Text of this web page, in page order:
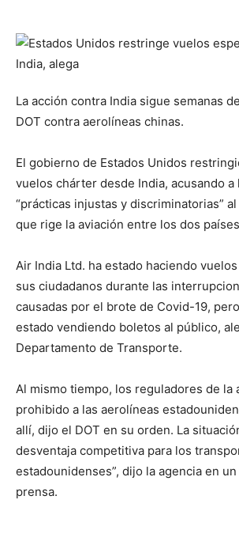
La acción contra India sigue semanas
DOT contra aerolíneas chinas.
El gobierno de Estados Unidos
vuelos chárter desde India, acusando a
“prácticas injustas y discriminatorias”
que rige la aviación entre los dos
Air India Ltd. ha estado haciendo
sus ciudadanos durante las
causadas por el brote de Covid-19,
estado vendiendo boletos al público,
Departamento de Transporte.
Al mismo tiempo, los reguladores de la
prohibido a las aerolíneas
allí, dijo el DOT en su orden. La
desventaja competitiva para los
estadounidenses”, dijo la agencia en
prensa.